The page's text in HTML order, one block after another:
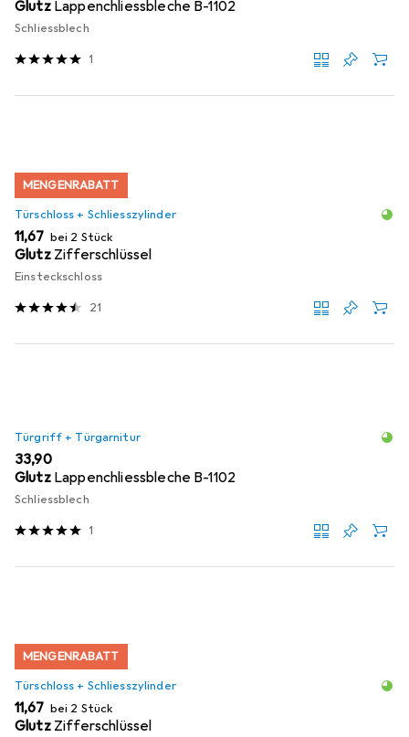
Glutz Lappenchliessbleche B-1102
Schliessblech
1
MENGENRABATT
Türschloss + Schliesszylinder
EUR
11,67 bei 2 Stück
Glutz Zifferschlüssel
Einsteckschloss
21
Türgriff + Türgarnitur
EUR
33,90
Glutz Lappenchliessbleche B-1102
Schliessblech
1
MENGENRABATT
Türschloss + Schliesszylinder
EUR
11,67 bei 2 Stück
Glutz Zifferschlüssel